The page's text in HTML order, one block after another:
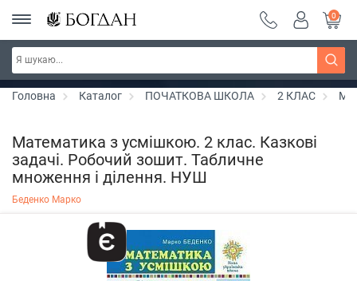
РОЗПРОДАЖ ~ 150 грн ~ 200 грн ~ 250 грн ~
300 грн ~ РОЗПРОДАЖ
Дізнатись більше
0
Головна Каталог ПОЧАТКОВА ШКОЛА 2 КЛАС
Математика з усмішкою. 2 клас. Казкові
задачі. Робочий зошит. Табличне
множення і ділення. НУШ
Беденко Марко